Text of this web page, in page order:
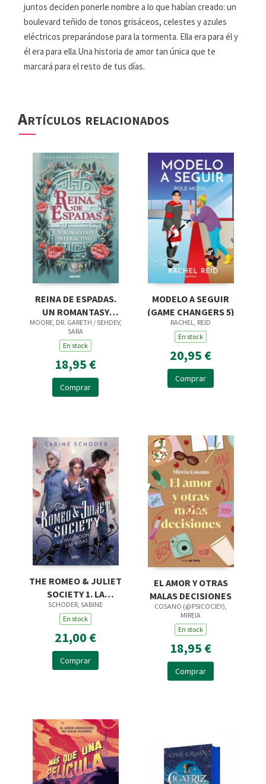
juntos deciden ponerle nombre a lo que habían creado: un
boulevard teñido de tonos grisáceos, celestes y azules
eléctricos preparándose para la tormenta. Ella era para él y
él era para ella.Una historia de amor tan única que te
marcará para el resto de tus días.
Artículos relacionados
REINA DE ESPADAS.
UN ROMANTASY
INTERACTIVO
MOORE, DR. GARETH / SEHDEV,
SARA
En stock
18,95 €
Comprar
MODELO A SEGUIR
(GAME CHANGERS 5)
RACHEL, REID
En stock
20,95 €
Comprar
THE ROMEO & JULIET
SOCIETY 1. LA
MALDICIÓN DE LAS
ROSAS
SCHODER, SABINE
En stock
21,00 €
Comprar
EL AMOR Y OTRAS
MALAS DECISIONES
COSANO (@PSICOCIEY),
MIREIA
En stock
18,95 €
Comprar